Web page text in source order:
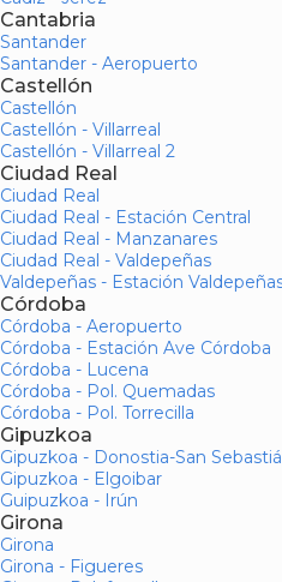
Cantabria
Santander
Santander - Aeropuerto
Castellón
Castellón
Castellón - Villarreal
Castellón - Villarreal 2
Ciudad Real
Ciudad Real
Ciudad Real - Estación Central
Ciudad Real - Manzanares
Ciudad Real - Valdepeñas
Valdepeñas - Estación
Córdoba
Córdoba - Aeropuerto
Córdoba - Estación Ave Córdoba
Córdoba - Lucena
Córdoba - Pol. Quemadas
Córdoba - Pol. Torrecilla
Gipuzkoa
Gipuzkoa - Donostia-San
Gipuzkoa - Elgoibar
Guipuzkoa - Irún
Girona
Girona
Girona - Figueres